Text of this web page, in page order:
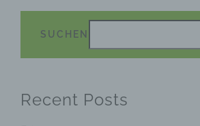
SUCHEN
Recent Posts